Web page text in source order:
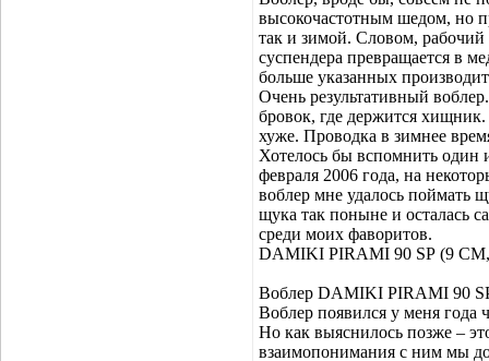
высокочастотным шедом, но
так и зимой. Словом,
суспендера превращается в
больше указанных
Очень результативный
бровок, где держится
хуже. Проводка в зимнее
Хотелось бы вспомнить один
февраля 2006 года, на
воблер мне удалось поймать
щука так поныне и осталась
среди моих фаворитов.
DAMIKI PIRAMI 90 SР (9 СМ,
Воблер DAMIKI PIRAMI 90
Воблер появился у меня года
Но как выяснилось позже –
взаимопонимания с ним мы